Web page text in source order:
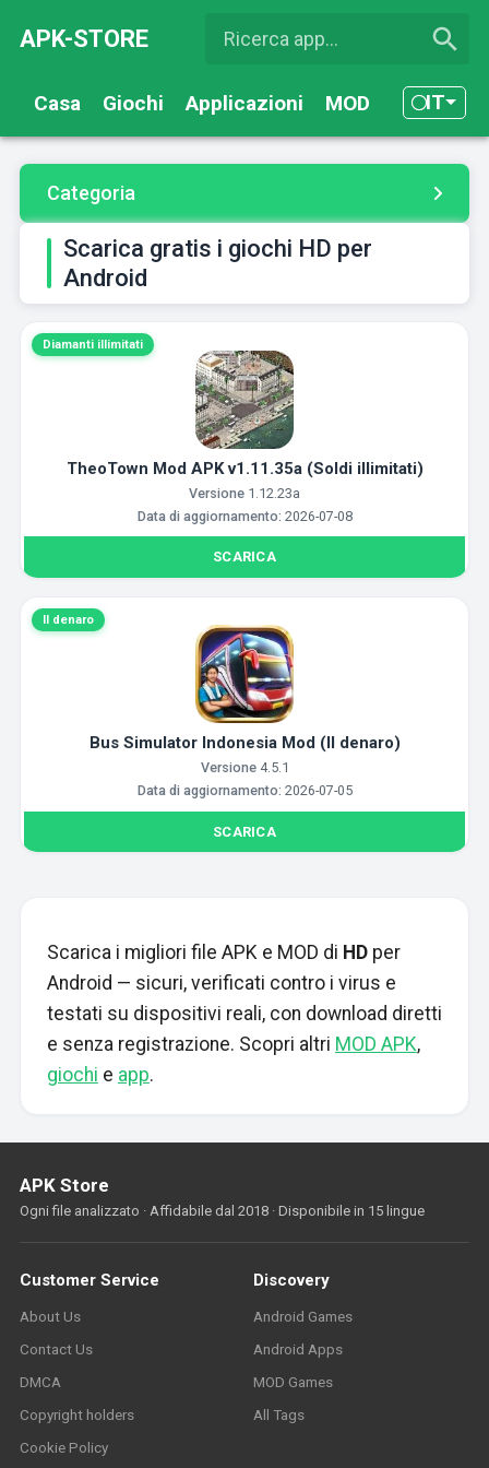
APK-STORE
Casa Giochi Applicazioni MOD IT
Categoria
Scarica gratis i giochi HD per
Android
Diamanti illimitati
TheoTown Mod APK v1.11.35a (Soldi illimitati)
Versione 1.12.23a
Data di aggiornamento: 2026-07-08
SCARICA
Il denaro
Bus Simulator Indonesia Mod (Il denaro)
Versione4.5.1
Data di aggiornamento: 2026-07-05
SCARICA
Scarica i migliori file APK e MOD di HDper
Android — sicuri, verificati contro i virus e
testati su dispositivi reali, con download diretti
e senza registrazione. Scopri altri MOD APK,
giochi e app.
APK Store
Ogni file analizzato · Affidabile dal 2018 · Disponibile in 15 lingue
Customer Service
About Us
Contact Us
DMCA
Copyright holders
Cookie Policy
Discovery
Android Games
Android Apps
MOD Games
All Tags